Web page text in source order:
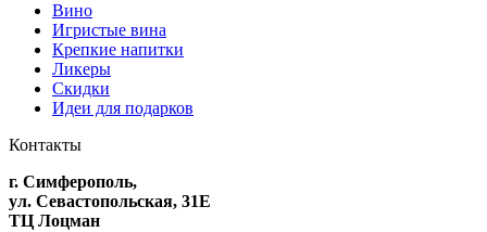
Вино
Игристые вина
Крепкие напитки
Ликеры
Скидки
Идеи для подарков
Контакты
г. Симферополь,
ул. Севастопольская, 31Е
ТЦ Лоцман